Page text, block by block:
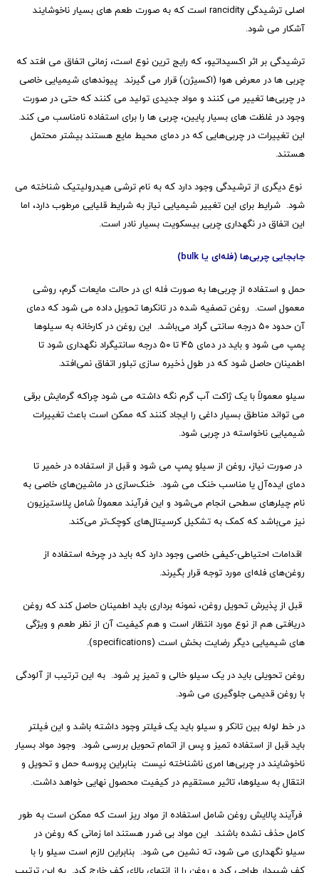
اصلی ترشیدگی rancidity است که به صورت طعم های بسیار ناخوشایند
آشکار می شود.
ترشیدگی بر اثر اکسیداتیو، که رایج ترین نوع است، زمانی اتفاق می افتد که
چربی ها در معرض هوا (اکسیژن) قرار می گیرند. پیوندهای شیمیایی خاصی
در چربی‌ها تغییر می کنند و مواد جدیدی تولید می کنند که حتی در صورت
وجود در غلظت های بسیار پایین، چربی ها را برای استفاده نامناسب می کند.
این تغییرات در چربی‌هایی که در دمای محیط مایع هستند بیشتر محتمل
هستند.
نوع دیگری از ترشیدگی وجود دارد که به نام ترشی هیدرولیتیک شناخته می
شود. شرایط برای این تغییر شیمیایی نیاز به شرایط قلیایی مرطوب دارد، اما
این اتفاق در نگهداری چربی بیسکویت بسیار نادر است.
جابجایی چربی‌ها (فله‌ای یا bulk
)
حمل و استفاده از چربی‌ها به صورت فله ای در حالت مایعات گرم، روشی
معمول است. روغن تصفیه شده در تانکرها تحویل داده می شود که دمای
آن حدود ۵۰ درجه سانتی گراد می‌باشد. این روغن در کارخانه به سیلوها
پمپ می شود و باید در دمای ۴۵ تا ۵۰ درجه سانتیگراد نگهداری شود تا
اطمینان حاصل شود که در طول ذخیره سازی تبلور اتفاق نمی‌افتد.
سیلو معمولاً با یک ژاکت آب گرم نگه داشته می شود چراکه گرمایش برقی
می تواند مناطق بسیار داغی را ایجاد کنند که ممکن است باعث تغییرات
شیمیایی ناخواسته در چربی شود.
در صورت نیاز، روغن از سیلو پمپ می شود و قبل از استفاده در خمیر تا
دمای ایده‌آل یا مناسب خنک می شود. خنک‌سازی در ماشین‌های خاصی به
نام چیلرهای سطحی انجام می‌شود و این فرآیند معمولاً شامل پلاستیزیون
نیز می‌باشد که کمک به تشکیل کرسیتال‌های کوچک‌تر می‌کند.
اقدامات احتیاطی-کیفی خاصی وجود دارد که باید در چرخه استفاده از
روغن‌های فله‌ای مورد توجه قرار بگیرند.
قبل از پذیرش تحویل روغن، نمونه برداری باید اطمینان حاصل کند که روغن
دریافتی هم از نوع مورد انتظار است و هم کیفیت آن از نظر طعم و ویژگی
های شیمیایی دیگر رضایت بخش است (specifications
).
روغن تحویلی باید در یک سیلو خالی و تمیز پر شود. به این ترتیب از آلودگی
با روغن قدیمی جلوگیری می شود.
در خط لوله بین تانکر و سیلو باید یک فیلتر وجود داشته باشد و این فیلتر
باید قبل از استفاده تمیز و پس از اتمام تحویل بررسی شود. وجود مواد بسیار
ناخوشایند در چربی‌ها امری ناشناخته نیست بنابراین پروسه حمل و تحویل و
انتقال به سیلوها، تاثیر مستقیم در کیفیت محصول نهایی خواهد داشت.
فرآیند پالایش روغن شامل استفاده از مواد ریز است که ممکن است به طور
کامل حذف نشده باشند. این مواد بی ضرر هستند اما زمانی که روغن در
سیلو نگهداری می شود، ته نشین می شود. بنابراین لازم است سیلو را با